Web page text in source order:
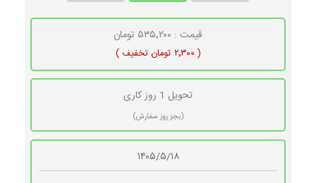
قیمت : ۵۳۵٬۲۰۰ تومان
( ۲٬۳۰۰ تومان تخفیف )
تحویل 1 روز کاری
(بجز روز سفارش)
۱۴۰۵/۵/۱۸